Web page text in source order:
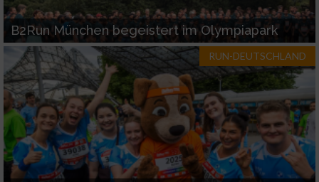
B2Run München begeistert im Olympiapark
RUN-DEUTSCHLAND